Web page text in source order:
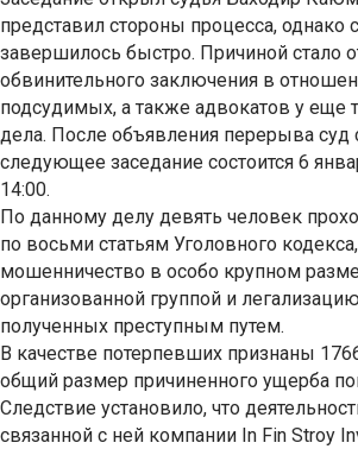
представил стороны процесса, однако
завершилось быстро. Причиной стало
обвинительного заключения в
подсудимых, а также адвокатов у еще
дела. После объявления перерыва суд
следующее заседание состоится 6
14:00.
По данному делу девять человек
по восьми статьям Уголовного
мошенничество в особо крупном
организованной группой и
полученных преступным путем.
В качестве потерпевших признаны
общий размер причиненного ущерба
Следствие установило, что
связанной с ней компании In Fin Stroy